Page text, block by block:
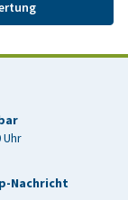
Uhr
Nachricht